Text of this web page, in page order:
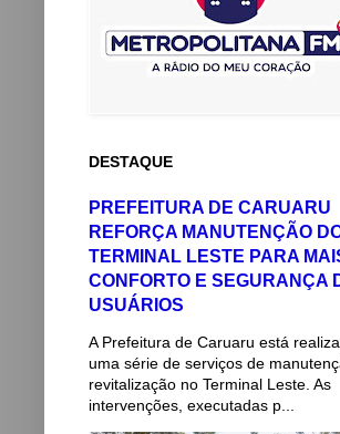
DESTAQUE
PREFEITURA DE CARUARU
REFORÇA MANUTENÇÃO
TERMINAL LESTE PARA
CONFORTO E SEGURANÇA
USUÁRIOS
A Prefeitura de Caruaru está
uma série de serviços de
revitalização no Terminal Leste. As
intervenções, executadas p...